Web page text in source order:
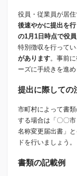
役員・従業員が居
後速やかに提出を
の1月1日時点で役
特別徴収を行ってい
があります。事前
ーズに手続きを進
提出に際しての
市町村によって書
する場合は「〇〇
名称変更届出書」
ドを行いましょう。
書類の記載例